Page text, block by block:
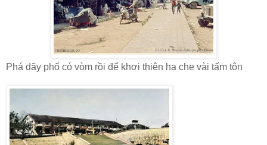
Phá dãy phố có vòm rồi để khơi thiên hạ che vài tấm tôn